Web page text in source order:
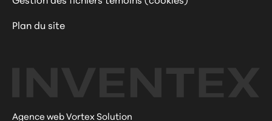
Plan du site
Agence web Vortex Solution